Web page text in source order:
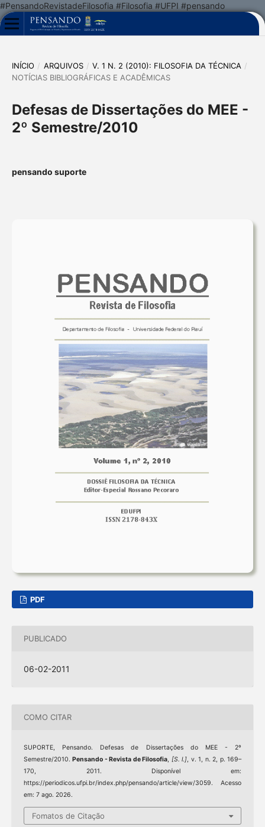
#PensandoRevistadeFilosofia #Filosofia #UFPI #pensando
INÍCIO / ARQUIVOS / V. 1 N. 2 (2010): FILOSOFIA DA TÉCNICA /
NOTÍCIAS BIBLIOGRÁFICAS E ACADÊMICAS
Defesas de Dissertações do MEE -
2º Semestre/2010
pensando suporte
PDF
PUBLICADO
06-02-2011
COMO CITAR
SUPORTE, Pensando. Defesas de Dissertações do MEE - 2º
Semestre/2010.Pensando - Revista de Filosofia, [S. l.], v. 1, n. 2, p. 169–
170, 2011. Disponível em:
https://periodicos.ufpi.br/index.php/pensando/article/view/3059. Acesso
em: 7 ago. 2026.
Fomatos de Citação